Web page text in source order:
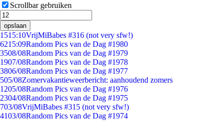
Scrollbar gebruiken
opslaan
1515:10VrijMiBabes #316 (not very sfw!)
6215:09Random Pics van de Dag #1980
3508/08Random Pics van de Dag #1979
1907/08Random Pics van de Dag #1978
3806/08Random Pics van de Dag #1977
505/08Zomervakantieweerbericht: aanhoudend zomers
1205/08Random Pics van de Dag #1976
2304/08Random Pics van de Dag #1975
703/08VrijMiBabes #315 (not very sfw!)
4103/08Random Pics van de Dag #1974